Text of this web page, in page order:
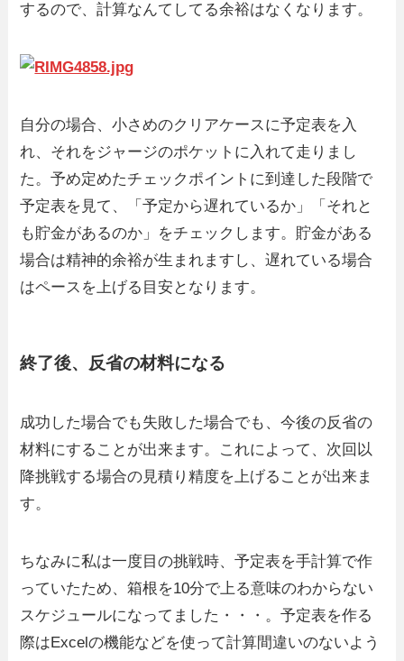
するので、計算なんてしてる余裕はなくなります。
自分の場合、小さめのクリアケースに予定表を入
れ、それをジャージのポケットに入れて走りまし
た。予め定めたチェックポイントに到達した段階で
予定表を見て、「予定から遅れているか」「それと
も貯金があるのか」をチェックします。貯金がある
場合は精神的余裕が生まれますし、遅れている場合
はペースを上げる目安となります。
終了後、反省の材料になる
成功した場合でも失敗した場合でも、今後の反省の
材料にすることが出来ます。これによって、次回以
降挑戦する場合の見積り精度を上げることが出来ま
す。
ちなみに私は一度目の挑戦時、予定表を手計算で作
っていたため、箱根を10分で上る意味のわからない
スケジュールになってました・・・。予定表を作る
際はExcelの機能などを使って計算間違いのないよう